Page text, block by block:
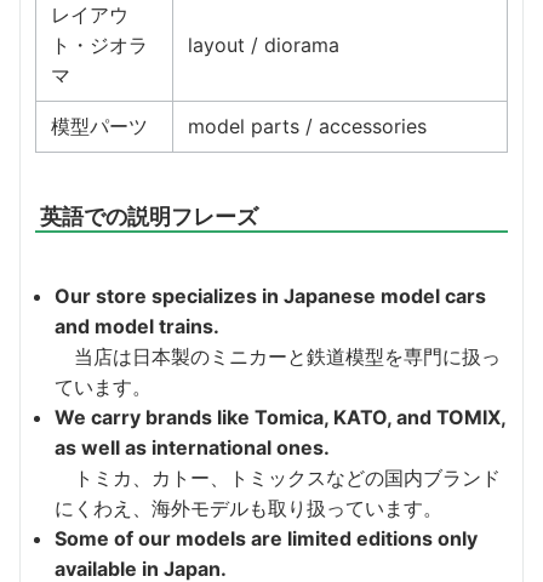
レイアウ
ト・ジオラ
マ
layout / diorama
模型パーツ model parts / accessories
英語での説明フレーズ
Our store specializes in Japanese model cars
and model trains.
当店は日本製のミニカーと鉄道模型を専門に扱っ
ています。
We carry brands like Tomica, KATO, and TOMIX,
as well as international ones.
トミカ、カトー、トミックスなどの国内ブランド
にくわえ、海外モデルも取り扱っています。
Some of our models are limited editions only
available in Japan.